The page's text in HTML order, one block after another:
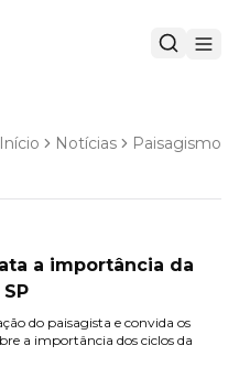
Início Notícias Paisagismo
a importância da
do paisagista e convida os
a importância dos ciclos da